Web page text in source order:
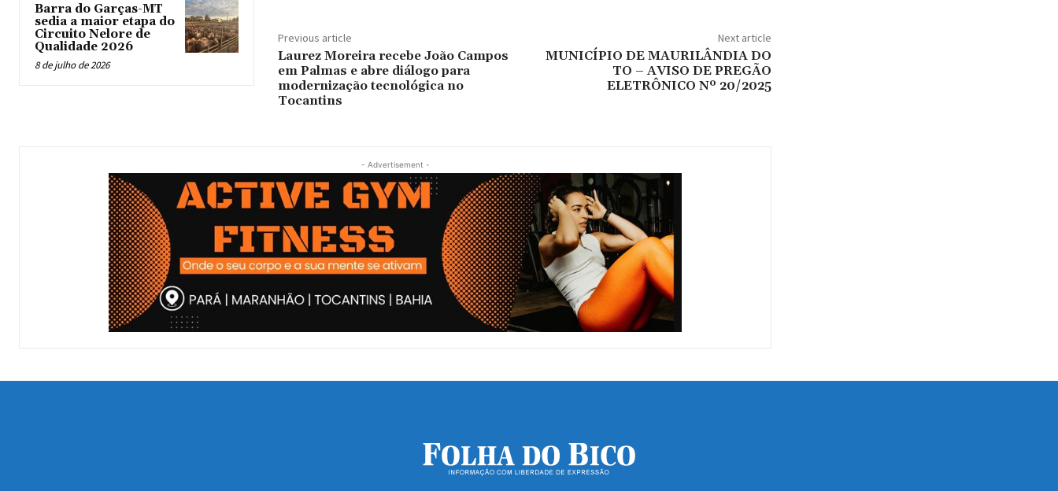
Barra do Garças-MT
sedia a maior etapa do
Circuito Nelore de
Qualidade 2026
8 de julho de 2026
Previous article
Laurez Moreira recebe João Campos
em Palmas e abre diálogo para
modernização tecnológica no
Tocantins
Next article
MUNICÍPIO DE MAURILÂNDIA DO
TO – AVISO DE PREGÃO
ELETRÔNICO Nº 20/2025
- Advertisement -